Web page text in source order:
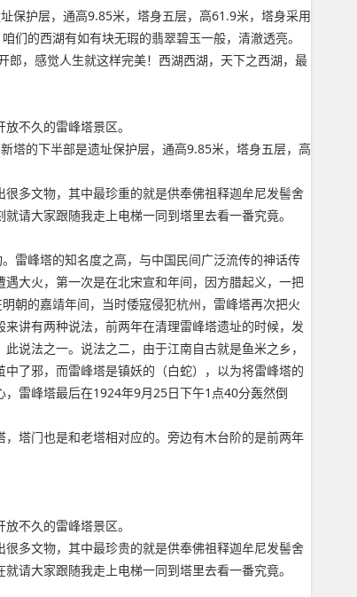
保护层，通高9.85米，塔身五层，高61.9米，塔身采用
的西湖有如有块无瑕的翡翠碧玉一般，清澈透亮。
，感觉人生就这样完美！西湖西湖，天下之西湖，最
不久的雷峰塔景区。
塔的下半部是遗址保护层，通高9.85米，塔身五层，高
多文物，其中最珍重的就是供奉佛祖释迦牟尼发髻舍
请大家跟随我走上电梯一同到塔里去看一番究竟。
雷峰塔的知名度之高，与中国民间广泛流传的神话传
大火，第一次是在北宋宣和年间，因方腊起义，一把
朝的嘉靖年间，当时倭寇侵犯杭州，雷峰塔再次把火
讲有两种说法，前两年在清理雷峰塔遗址的时候，发
说法之一。说法之二，由于江南自古就是鱼米之乡，
了邪，而雷峰塔是镇妖的（白蛇），以为将雷峰塔的
雷峰塔最后在1924年9月25日下午1点40分轰然倒
塔门也是和老塔相对应的。旁边有木台阶的是前两年
不久的雷峰塔景区。
多文物，其中最珍贵的就是供奉佛祖释迦牟尼发髻舍
请大家跟随我走上电梯一同到塔里去看一番究竟。